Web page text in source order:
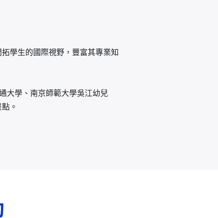
學生的國際視野，豐富其專業知
大學、南京師範大學吳江幼兒
。